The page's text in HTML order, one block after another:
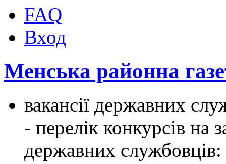
FAQ
Вход
Менська районна
вакансії державних
- перелік конкурсів на
державних службовців: